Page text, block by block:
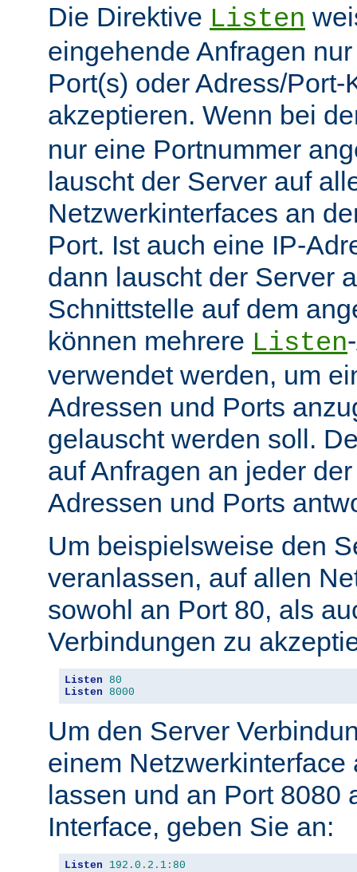
Die Direktive Listen
eingehende Anfragen
Port(s) oder Adress/
akzeptieren. Wenn bei
nur eine Portnummer
lauscht der Server auf
Netzwerkinterfaces an
Port. Ist auch eine IP-
dann lauscht der Server
Schnittstelle auf dem
können mehrere Listen
verwendet werden, um
Adressen und Ports
gelauscht werden soll.
auf Anfragen an jeder
Adressen und Ports
Um beispielsweise den
veranlassen, auf allen
sowohl an Port 80, als
Verbindungen zu
Listen 80
Listen 8000
Um den Server
einem Netzwerkinterface
lassen und an Port 8080
Interface, geben Sie an:
Listen 192.0 . 2.1 : 80